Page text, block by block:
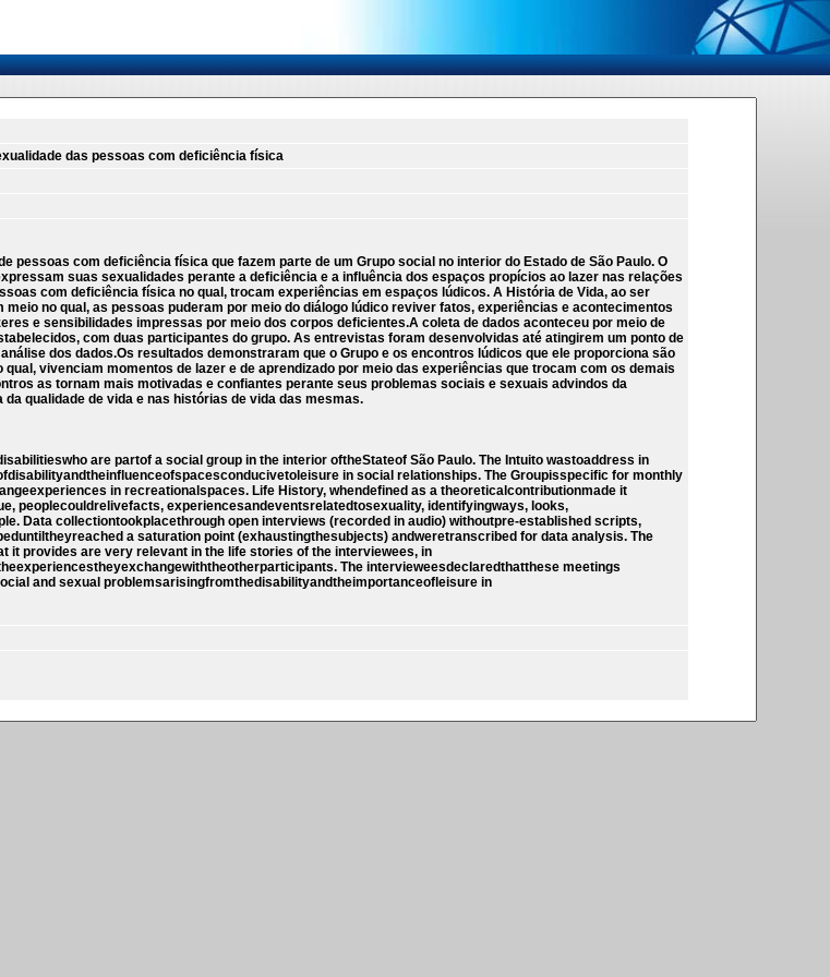
das pessoas com deficiência física
pessoas com deficiência física que fazem parte de um Grupo social no interior do Estado de São Paulo. O
suas sexualidades perante a deficiência e a influência dos espaços propícios ao lazer nas relações
com deficiência física no qual, trocam experiências em espaços lúdicos. A História de Vida, ao ser
no qual, as pessoas puderam por meio do diálogo lúdico reviver fatos, experiências e acontecimentos
e sensibilidades impressas por meio dos corpos deficientes.A coleta de dados aconteceu por meio de
com duas participantes do grupo. As entrevistas foram desenvolvidas até atingirem um ponto de
dos dados.Os resultados demonstraram que o Grupo e os encontros lúdicos que ele proporciona são
vivenciam momentos de lazer e de aprendizado por meio das experiências que trocam com os demais
as tornam mais motivadas e confiantes perante seus problemas sociais e sexuais advindos da
qualidade de vida e nas histórias de vida das mesmas.
are partof a social group in the interior oftheStateof São Paulo. The Intuito wastoaddress in
in social relationships. The Groupisspecific for monthly
in recreationalspaces. Life History, whendefined as a theoreticalcontributionmade it
peoplecouldrelivefacts, experiencesandeventsrelatedtosexuality, identifyingways, looks,
Data collectiontookplacethrough open interviews (recorded in audio) withoutpre-established scripts,
a saturation point (exhaustingthesubjects) andweretranscribed for data analysis. The
it provides are very relevant in the life stories of the interviewees, in
The intervieweesdeclaredthatthese meetings
and sexual problemsarisingfromthedisabilityandtheimportanceofleisure in